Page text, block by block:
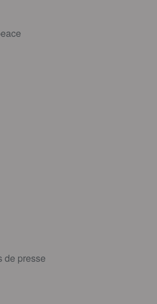
de presse